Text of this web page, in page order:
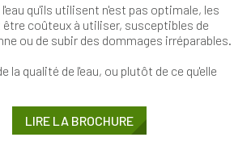
qu'ils utilisent n'est pas optimale, les
coûteux à utiliser, susceptibles de
ou de subir des dommages irréparables.
la qualité de l'eau, ou plutôt de ce qu'elle
LIRE LA BROCHURE